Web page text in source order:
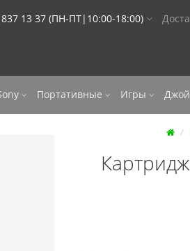
837 13 37 (ПН-ПТ|10:00-18:00)
Портативные Игры